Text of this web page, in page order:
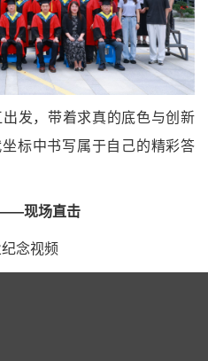
发，带着求真的底色与创新
标中书写属于自己的精彩答
现场直击
念视频